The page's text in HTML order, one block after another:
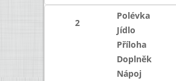
2
Polévka
Jídlo
Příloha
Doplněk
Nápoj